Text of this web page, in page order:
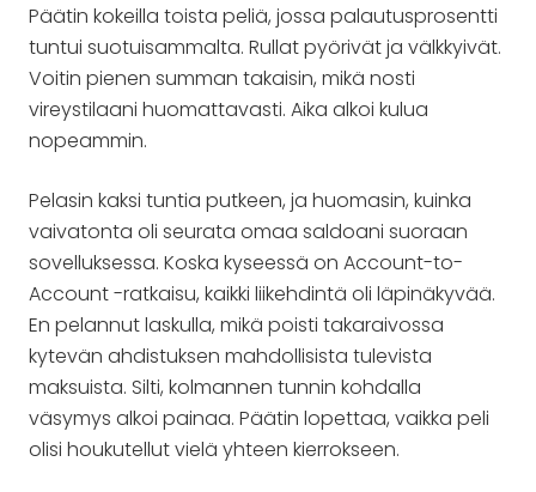
Päätin kokeilla toista peliä, jossa palautusprosentti
tuntui suotuisammalta. Rullat pyörivät ja välkkyivät.
Voitin pienen summan takaisin, mikä nosti
vireystilaani huomattavasti. Aika alkoi kulua
nopeammin.
Pelasin kaksi tuntia putkeen, ja huomasin, kuinka
vaivatonta oli seurata omaa saldoani suoraan
sovelluksessa. Koska kyseessä on Account-to-
Account -ratkaisu, kaikki liikehdintä oli läpinäkyvää.
En pelannut laskulla, mikä poisti takaraivossa
kytevän ahdistuksen mahdollisista tulevista
maksuista. Silti, kolmannen tunnin kohdalla
väsymys alkoi painaa. Päätin lopettaa, vaikka peli
olisi houkutellut vielä yhteen kierrokseen.